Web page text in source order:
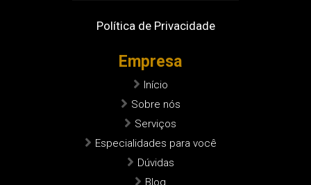
Política de Privacidade
Empresa
Início
Sobre nós
Serviços
Especialidades para você
Dúvidas
Blog